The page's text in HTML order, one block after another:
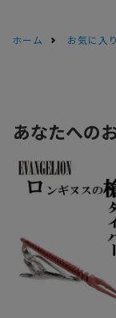
ホーム お気に入り